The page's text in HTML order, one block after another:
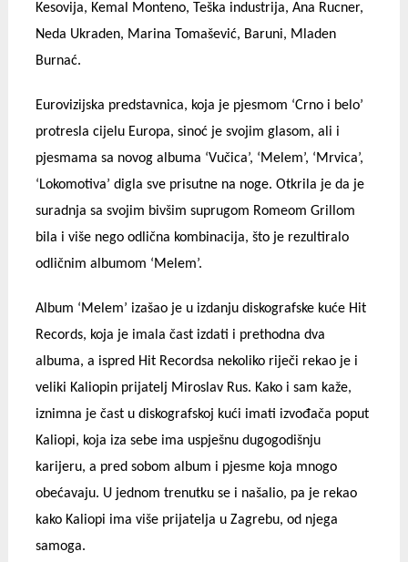
Kesovija, Kemal Monteno, Teška industrija, Ana Rucner,
Neda Ukraden, Marina Tomašević, Baruni, Mladen
Burnać.
Eurovizijska predstavnica, koja je pjesmom ‘Crno i belo’
protresla cijelu Europa, sinoć je svojim glasom, ali i
pjesmama sa novog albuma ‘Vučica’, ‘Melem’, ‘Mrvica’,
‘Lokomotiva’ digla sve prisutne na noge. Otkrila je da je
suradnja sa svojim bivšim suprugom Romeom Grillom
bila i više nego odlična kombinacija, što je rezultiralo
odličnim albumom ‘Melem’.
Album ‘Melem’ izašao je u izdanju diskografske kuće Hit
Records, koja je imala čast izdati i prethodna dva
albuma, a ispred Hit Recordsa nekoliko riječi rekao je i
veliki Kaliopin prijatelj Miroslav Rus. Kako i sam kaže,
iznimna je čast u diskografskoj kući imati izvođača poput
Kaliopi, koja iza sebe ima uspješnu dugogodišnju
karijeru, a pred sobom album i pjesme koja mnogo
obećavaju. U jednom trenutku se i našalio, pa je rekao
kako Kaliopi ima više prijatelja u Zagrebu, od njega
samoga.